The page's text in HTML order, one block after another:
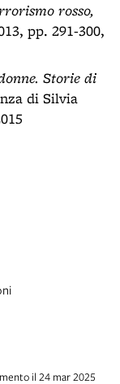
rosso,
pp. 291-300,
Storie di
di Silvia
il 24 mar 2025